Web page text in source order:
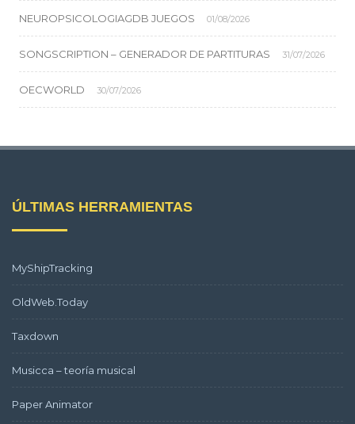
NEUROPSICOLOGIAGDB JUEGOS 01/08/2026
SONGSCRIPTION – GENERADOR DE PARTITURAS 31/07/2026
OECWORLD 30/07/2026
ÚLTIMAS HERRAMIENTAS
MyShipTracking
OldWeb.Today
Taxdown
Musicca – teoría musical
Paper Animator